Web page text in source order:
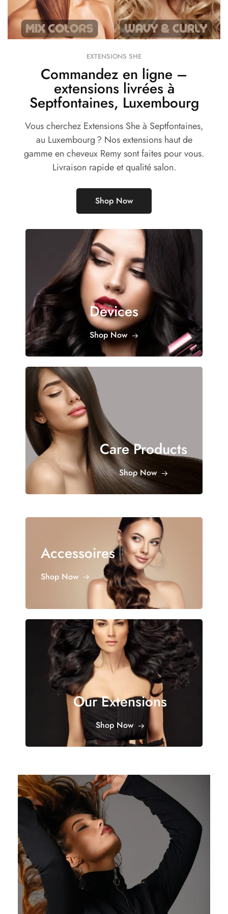
EXTENSIONS SHE
Commandez en ligne –
extensions livrées à
Septfontaines, Luxembourg
Vous cherchez Extensions She à Septfontaines,
au Luxembourg ? Nos extensions haut de
gamme en cheveux Remy sont faites pour vous.
Livraison rapide et qualité salon.
Shop Now
Devices
Shop Now
Care Products
Shop Now
Accessoires
Shop Now
Our Extensions
Shop Now